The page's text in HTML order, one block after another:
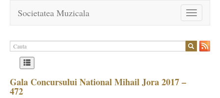
Toggle
navigation
Societatea Muzicala
Gala Concursului National Mihail Jora 2017 –
472